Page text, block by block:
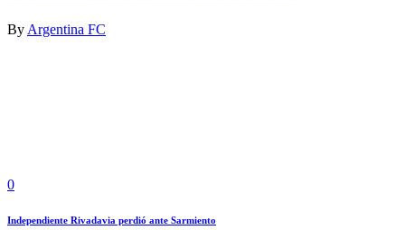
By Argentina FC
0
Independiente Rivadavia perdió ante Sarmiento